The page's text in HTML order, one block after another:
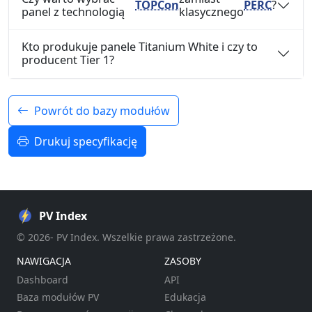
panel z technologią
TOPConklasycznegoPERC?
Kto produkuje panele Titanium White i czy to
producent Tier 1?
Powrót do bazy modułów
Drukuj specyfikację
PV Index
© 2026- PV Index. Wszelkie prawa zastrzeżone.
NAWIGACJA
Dashboard
Baza modułów PV
ZASOBY
API
Edukacja